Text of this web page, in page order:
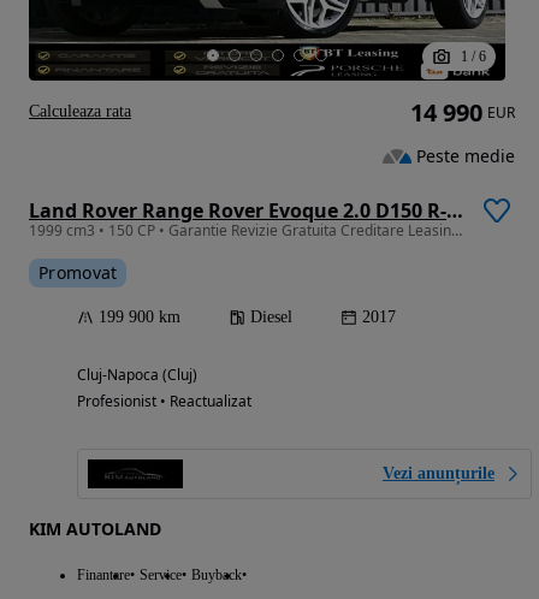
1 / 6
Land Rover Range Rover Evoque 2.0 D150 R-Dynamic HSE
1999 cm3 • 150 CP • Garantie Revizie Gratuita Creditare Leasing Rate Fixe R-Dynamic 4x4
Promovat
199 900 km Diesel 2017
Cluj-Napoca (Cluj)
Profesionist • Reactualizat
Vezi anunțurile
KIM AUTOLAND
Finantare Service Buyback
14 990 EUR
Peste medie
Calculeaza rata